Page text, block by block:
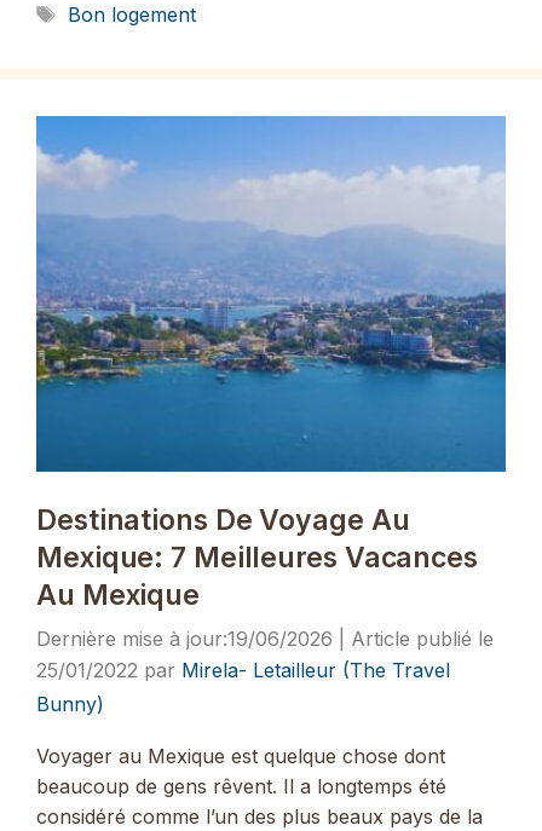
Étiquettes
Bon logement
Destinations De Voyage Au
Mexique: 7 Meilleures Vacances
Au Mexique
19/06/2026
25/01/2022 par Mirela- Letailleur (The Travel
Bunny)
Voyager au Mexique est quelque chose dont
beaucoup de gens rêvent. Il a longtemps été
considéré comme l’un des plus beaux pays de la